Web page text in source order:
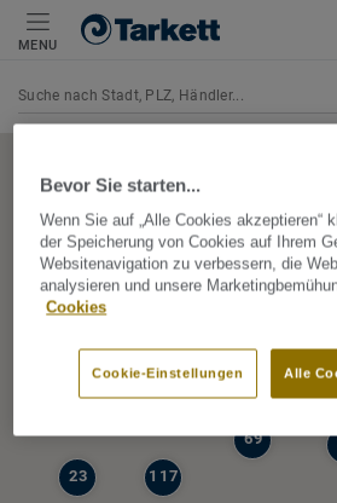
MENU
77
117
39
69
23
Bevor Sie starten...
Wenn Sie auf „Alle Cookies akzeptieren“
der Speicherung von Cookies auf Ihrem
Websitenavigation zu verbessern, die
analysieren und unsere
Cookies
Alle
Cookie-Einstellungen